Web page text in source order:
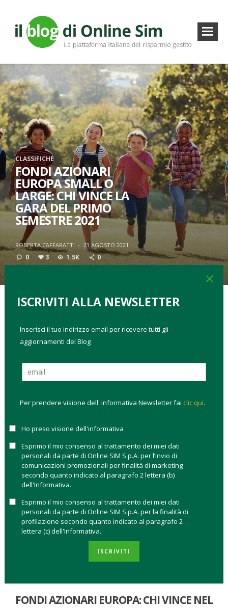
CLASSIFICHE
FONDI AZIONARI
EUROPA SMALL O
LARGE: CHI VINCE LA
GARA DEL PRIMO
SEMESTRE 2021
ROBERTA CAFFARATTI · 23 AGOSTO 2021
0 3 1.5K 0
migliori fondi azionari europa
portafogli modello
del primo semestre 2021e ha tutte le carte in regole per
confermarsi tra i migliori anche nella seconda parte dell’anno.
europeoe ci sono alcune tendenze sul mercato europeo che
ma sui fondi vince ancora il growth;
le small e mid cap hanno battuto le large cap;
le valutazioni delle azioni europee continuano a essere
attraenti.
Il Blog di Online Sim, utilizzando i datiMorningstar
fatto un bilancio del primo semestre 2021 mettendo a
confronto la performance delle categorie di fondi azionari
Europa small e large cap in ogni stile di gestione.
gara sono i fondi che investono sulle small cap e sulle
che possono essere una scelta vincente per un
FONDI AZIONARI EUROPA: CHI VINCE NEL
close
ISCRIVITI ALLA NEWSLETTER
Inserisci il tuo indirizzo email per ricevere tutti gli
aggiornamenti del Blog
Per prendere visione dell' informativa Newsletter fai clic qui.
Ho preso visione dell'informativa
Esprimo il mio consenso al trattamento dei miei dati
personali da parte di Online SIM S.p.A. per l’invio di
comunicazioni promozionali per finalità di marketing
secondo quanto indicato al paragrafo 2 lettera (b)
dell'Informativa.
Esprimo il mio consenso al trattamento dei miei dati
personali da parte di Online SIM S.p.A. per la finalità di
profilazione secondo quanto indicato al paragrafo 2
lettera (c) dell'Informativa.
ISCRIVITI